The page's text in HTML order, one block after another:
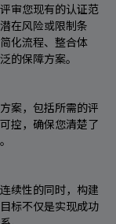
审您现有的认证范
在风险或限制条
化流程、整合体
的保障方案。
案，包括所需的评
控，确保您清楚了
续性的同时，构建
标不仅是实现成功